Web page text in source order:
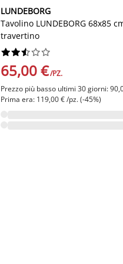
LUNDEBORG
Tavolino LUNDEBORG 68x85
travertino






65,00 €/PZ.
Prezzo più basso ultimi 30 giorni:
Prima era: 119,00 € /pz. (-45%)